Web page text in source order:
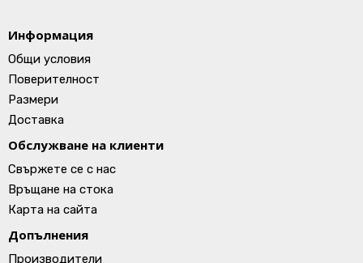
Информация
Общи условия
Поверителност
Размери
Доставка
Обслужване на клиенти
Свържете се с нас
Връщане на стока
Карта на сайта
Допълнения
Производители